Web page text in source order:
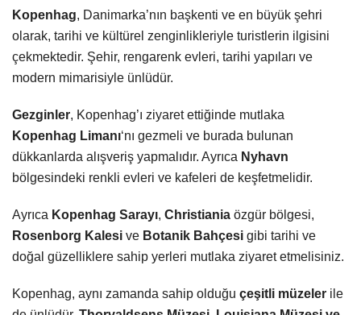
Kopenhag, Danimarka’nın başkenti ve en büyük şehri
olarak, tarihi ve kültürel zenginlikleriyle turistlerin ilgisini
çekmektedir. Şehir, rengarenk evleri, tarihi yapıları ve
modern mimarisiyle ünlüdür.
Gezginler, Kopenhag’ı ziyaret ettiğinde mutlaka
Kopenhag Limanı‘nı gezmeli ve burada bulunan
dükkanlarda alışveriş yapmalıdır. Ayrıca Nyhavn
bölgesindeki renkli evleri ve kafeleri de keşfetmelidir.
Ayrıca Kopenhag Sarayı, Christiania özgür bölgesi,
Rosenborg Kalesi ve Botanik Bahçesi gibi tarihi ve
doğal güzelliklere sahip yerleri mutlaka ziyaret etmelisiniz.
Kopenhag, aynı zamanda sahip olduğu çeşitli müzeler ile